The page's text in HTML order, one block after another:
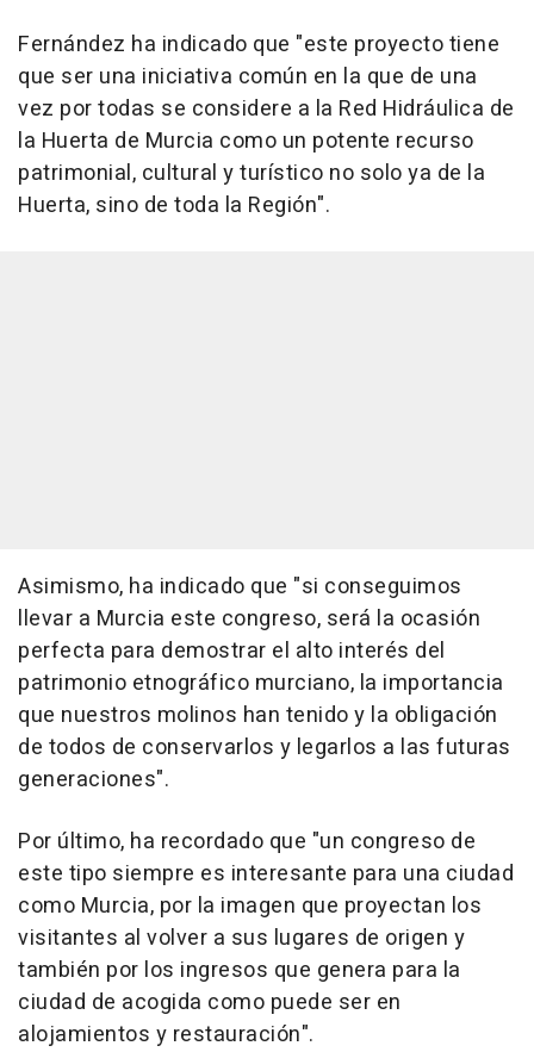
Fernández ha indicado que "este proyecto tiene
que ser una iniciativa común en la que de una
vez por todas se considere a la Red Hidráulica de
la Huerta de Murcia como un potente recurso
patrimonial, cultural y turístico no solo ya de la
Huerta, sino de toda la Región".
Asimismo, ha indicado que "si conseguimos
llevar a Murcia este congreso, será la ocasión
perfecta para demostrar el alto interés del
patrimonio etnográfico murciano, la importancia
que nuestros molinos han tenido y la obligación
de todos de conservarlos y legarlos a las futuras
generaciones".
Por último, ha recordado que "un congreso de
este tipo siempre es interesante para una ciudad
como Murcia, por la imagen que proyectan los
visitantes al volver a sus lugares de origen y
también por los ingresos que genera para la
ciudad de acogida como puede ser en
alojamientos y restauración".